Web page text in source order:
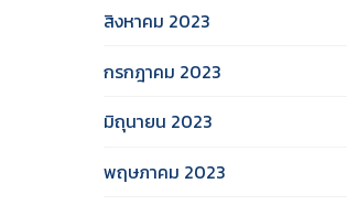
สิงหาคม 2023
กรกฎาคม 2023
มิถุนายน 2023
พฤษภาคม 2023